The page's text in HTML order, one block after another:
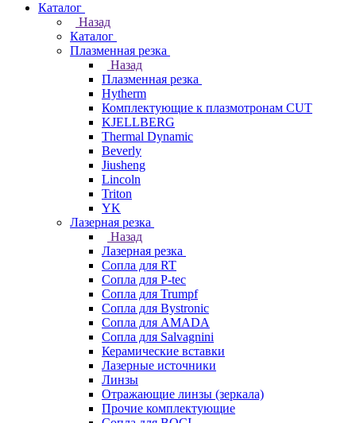
Каталог
Назад
Каталог
Плазменная резка
Назад
Плазменная резка
Hytherm
Комплектующие к плазмотронам CUT
KJELLBERG
Thermal Dynamic
Beverly
Jiusheng
Lincoln
Triton
YK
Лазерная резка
Назад
Лазерная резка
Сопла для RT
Сопла для P-tec
Сопла для Trumpf
Сопла для Bystronic
Сопла для AMADA
Сопла для Salvagnini
Керамические вставки
Лазерные источники
Линзы
Отражающие линзы (зеркала)
Прочие комплектующие